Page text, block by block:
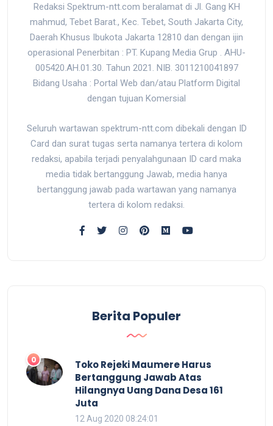
Redaksi Spektrum-ntt.com beralamat di Jl. Gang KH
mahmud, Tebet Barat., Kec. Tebet, South Jakarta City,
Daerah Khusus Ibukota Jakarta 12810 dan dengan ijin
operasional Penerbitan : PT. Kupang Media Grup . AHU-
005420.AH.01.30. Tahun 2021. NIB. 3011210041897
Bidang Usaha : Portal Web dan/atau Platform Digital
dengan tujuan Komersial
Seluruh wartawan spektrum-ntt.com dibekali dengan ID
Card dan surat tugas serta namanya tertera di kolom
redaksi, apabila terjadi penyalahgunaan ID card maka
media tidak bertanggung Jawab, media hanya
bertanggung jawab pada wartawan yang namanya
tertera di kolom redaksi.
Berita Populer
0
Toko Rejeki Maumere Harus
Bertanggung Jawab Atas
Hilangnya Uang Dana Desa 161
Juta
12 Aug 2020 08:24:01